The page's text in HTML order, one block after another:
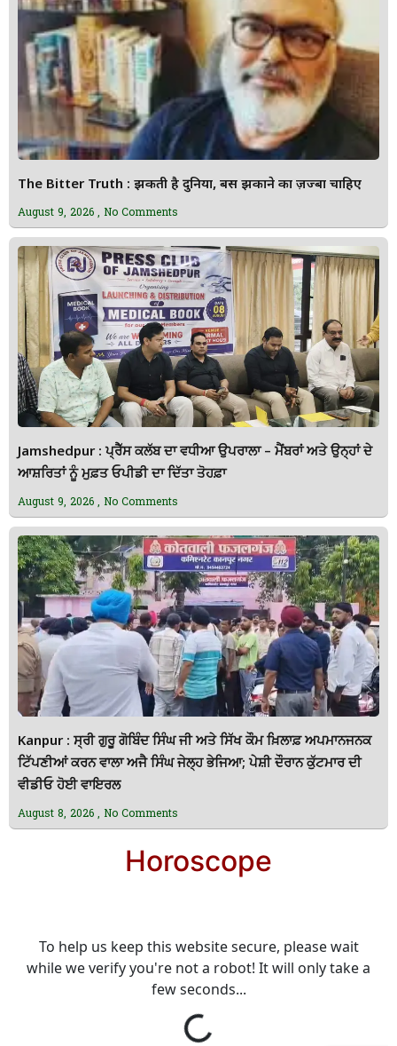
The Bitter Truth : झुकती है दुनिया, बस झुकाने का ज़ज्बा चाहिए
August 9, 2026 No Comments
Jamshedpur : ਪ੍ਰੈੱਸ ਕਲੱਬ ਦਾ ਵਧੀਆ ਉਪਰਾਲਾ – ਮੈਂਬਰਾਂ ਅਤੇ ਉਨ੍ਹਾਂ ਦੇ
ਆਸ਼ਰਿਤਾਂ ਨੂੰ ਮੁਫ਼ਤ ਓਪੀਡੀ ਦਾ ਦਿੱਤਾ ਤੋਹਫ਼ਾ
August 9, 2026 No Comments
Kanpur : ਸ੍ਰੀ ਗੁਰੂ ਗੋਬਿੰਦ ਸਿੰਘ ਜੀ ਅਤੇ ਸਿੱਖ ਕੌਮ ਖ਼ਿਲਾਫ਼ ਅਪਮਾਨਜਨਕ
ਟਿੱਪਣੀਆਂ ਕਰਨ ਵਾਲਾ ਅਜੈ ਸਿੰਘ ਜੇਲ੍ਹ ਭੇਜਿਆ; ਪੇਸ਼ੀ ਦੌਰਾਨ ਕੁੱਟਮਾਰ ਦੀ
ਵੀਡੀਓ ਹੋਈ ਵਾਇਰਲ
August 8, 2026 No Comments
Horoscope